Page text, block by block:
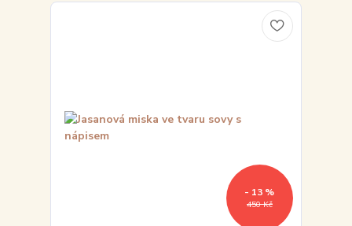
450 Kč
- 13 %